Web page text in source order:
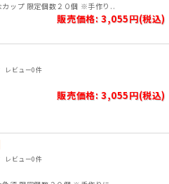
カップ 限定個数２０個 ※手作り..
販売価格: 3,055円(税込)
レビュー0件
販売価格: 3,055円(税込)
レビュー0件